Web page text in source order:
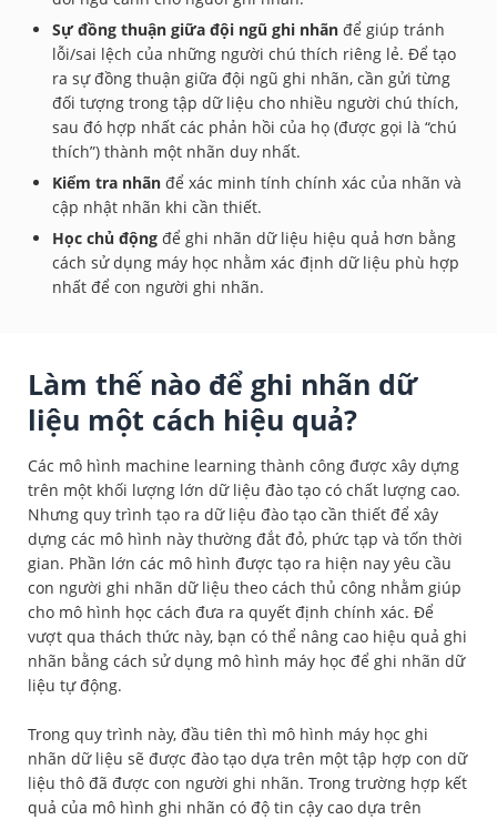
Sự đồng thuận giữa đội ngũ ghi nhãn để giúp tránh
lỗi/sai lệch của những người chú thích riêng lẻ. Để tạo
ra sự đồng thuận giữa đội ngũ ghi nhãn, cần gửi từng
đối tượng trong tập dữ liệu cho nhiều người chú thích,
sau đó hợp nhất các phản hồi của họ (được gọi là “chú
thích”) thành một nhãn duy nhất.
Kiểm tra nhãn để xác minh tính chính xác của nhãn và
cập nhật nhãn khi cần thiết.
Học chủ động để ghi nhãn dữ liệu hiệu quả hơn bằng
cách sử dụng máy học nhằm xác định dữ liệu phù hợp
nhất để con người ghi nhãn.
Làm thế nào để ghi nhãn dữ
liệu một cách hiệu quả?
Các mô hình machine learning thành công được xây dựng
trên một khối lượng lớn dữ liệu đào tạo có chất lượng cao.
Nhưng quy trình tạo ra dữ liệu đào tạo cần thiết để xây
dựng các mô hình này thường đắt đỏ, phức tạp và tốn thời
gian. Phần lớn các mô hình được tạo ra hiện nay yêu cầu
con người ghi nhãn dữ liệu theo cách thủ công nhằm giúp
cho mô hình học cách đưa ra quyết định chính xác. Để
vượt qua thách thức này, bạn có thể nâng cao hiệu quả ghi
nhãn bằng cách sử dụng mô hình máy học để ghi nhãn dữ
liệu tự động.
Trong quy trình này, đầu tiên thì mô hình máy học ghi
nhãn dữ liệu sẽ được đào tạo dựa trên một tập hợp con dữ
liệu thô đã được con người ghi nhãn. Trong trường hợp kết
quả của mô hình ghi nhãn có độ tin cậy cao dựa trên